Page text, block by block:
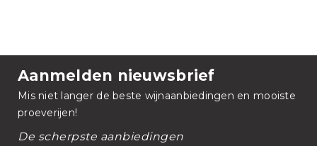
Aanmelden nieuwsbrief
Mis niet langer de beste wijnaanbiedingen en mooiste
proeverijen!
De scherpste aanbiedingen